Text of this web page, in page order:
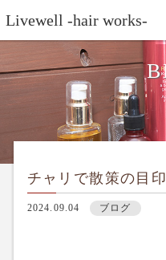
Livewell -hair works-
チャリで散策の目印
2024.09.04 ブログ